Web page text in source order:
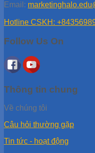
Email:
Hotline CSKH:
Follow Us On
Thông tin chung
Về chúng tôi
Câu hỏi thường gặp
Tin tức - hoạt động